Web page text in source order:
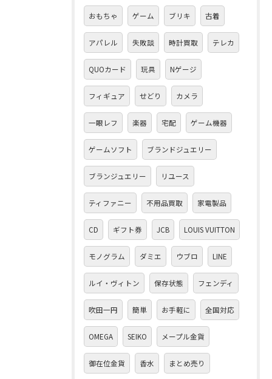
おもちゃ ゲーム ブリキ 古着
アパレル 失敗談 時計買取 テレカ
QUOカード 玩具 Nゲージ
フィギュア せどり カメラ
一眼レフ 楽器 宅配 ゲーム機器
ゲームソフト ブランドジュエリー
ブランジュエリー リユース
ティファニー 不用品買取 家電製品
CD ギフト券 JCB LOUIS VUITTON
モノグラム ダミエ ウブロ LINE
ルイ・ヴィトン 保存状態 フェンディ
吹田一円 簡単 お手軽に 全国対応
OMEGA SEIKO メープル金貨
御在位金貨 香水 まとめ売り